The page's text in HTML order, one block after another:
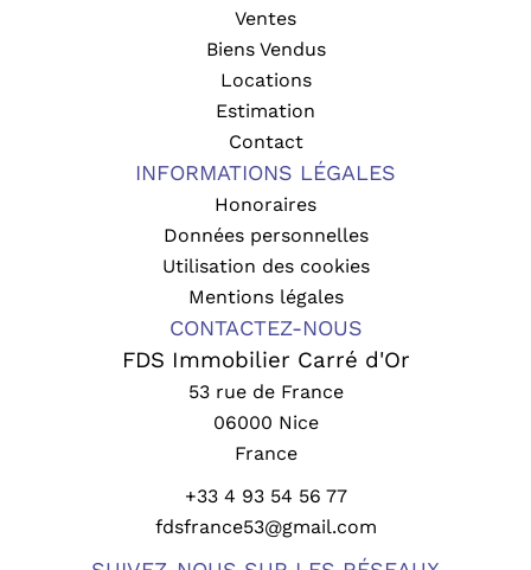
Ventes
Biens Vendus
Locations
Estimation
Contact
INFORMATIONS LÉGALES
Honoraires
Données personnelles
Utilisation des cookies
Mentions légales
CONTACTEZ-NOUS
FDS Immobilier Carré d'Or
53 rue de France
06000 Nice
France
+33 4 93 54 56 77
fdsfrance53@gmail.com